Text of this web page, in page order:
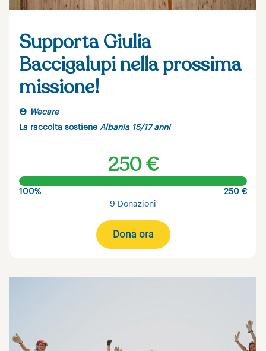
Supporta Giulia
Baccigalupi nella prossima
missione!
Wecare
La raccolta sostiene Albania 15/17 anni
250 €
100%
250 €
9 Donazioni
Dona ora